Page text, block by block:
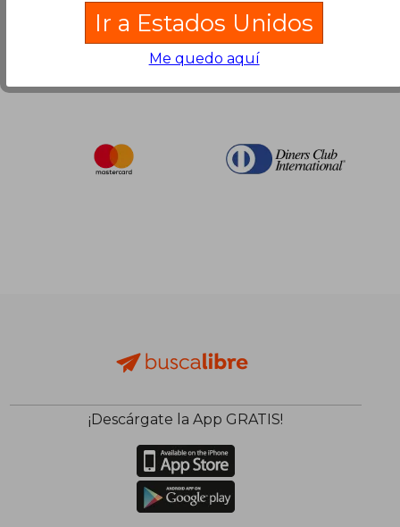
¡Descárgate la App GRATIS!
Ir a Estados Unidos
Me quedo aquí